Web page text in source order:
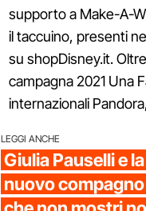
supporto a Make-A-
il taccuino, presenti
su shopDisney.it.
campagna 2021 Una
internazionali
LEGGI ANCHE
Giulia Pauselli e
nuovo